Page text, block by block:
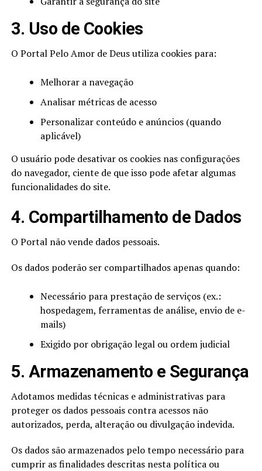
3. Uso de Cookies
O Portal Pelo Amor de Deus utiliza cookies para:
Melhorar a navegação
Analisar métricas de acesso
Personalizar conteúdo e anúncios (quando
aplicável)
O usuário pode desativar os cookies nas configurações
do navegador, ciente de que isso pode afetar algumas
funcionalidades do site.
4. Compartilhamento de Dados
O Portal não vende dados pessoais.
Os dados poderão ser compartilhados apenas quando:
Necessário para prestação de serviços (ex.:
hospedagem, ferramentas de análise, envio de e-
mails)
Exigido por obrigação legal ou ordem judicial
5. Armazenamento e Segurança
Adotamos medidas técnicas e administrativas para
proteger os dados pessoais contra acessos não
autorizados, perda, alteração ou divulgação indevida.
Os dados são armazenados pelo tempo necessário para
cumprir as finalidades descritas nesta política ou